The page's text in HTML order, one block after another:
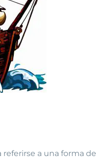
referirse a una forma de